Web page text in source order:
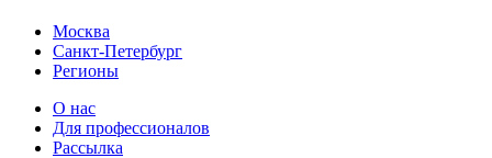
Москва
Санкт-Петербург
Регионы
О нас
Для профессионалов
Рассылка